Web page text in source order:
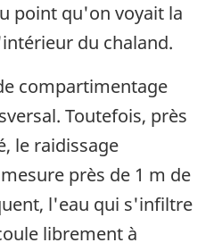
point qu'on voyait la
du chaland.
compartimentage
Toutefois, près
le raidissage
près de 1 m de
l'eau qui s'infiltre
librement à